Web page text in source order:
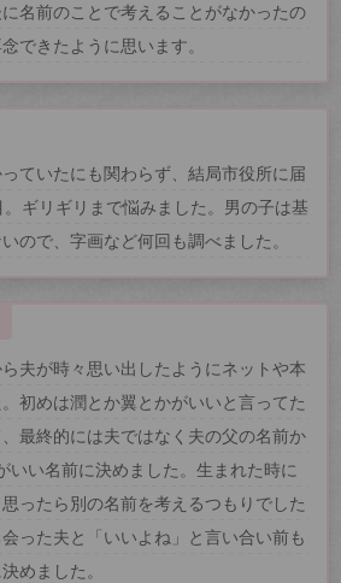
名前のことで考えることがなかったの
できたように思います。
ていたにも関わらず、結局市役所に届
ギリギリまで悩みました。男の子は基
ので、字画など何回も調べました。
夫が時々思い出したようにネットや本
初めは潤とか翼とかがいいと言ってた
最終的には夫ではなく夫の父の名前か
いい名前に決めました。生まれた時に
ったら別の名前を考えるつもりでした
った夫と「いいよね」と言い合い前も
めました。